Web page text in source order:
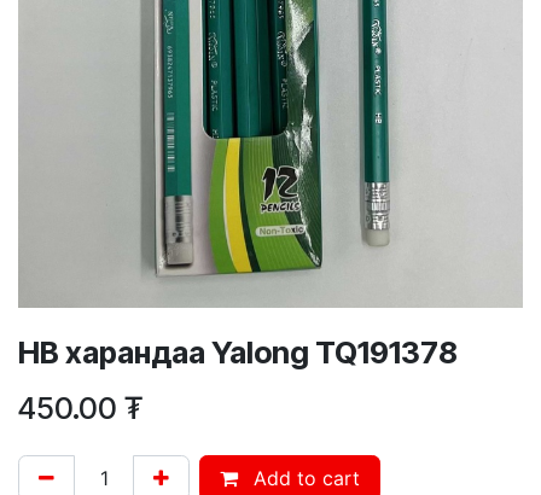
НВ харандаа Yalong TQ191378
450.00 ₮
Add to cart